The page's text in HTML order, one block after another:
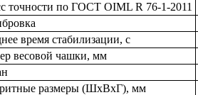
точности по ГОСТ OIML R 76-1-2011
время стабилизации, с
весовой чашки, мм
размеры (ШxВхГ), мм